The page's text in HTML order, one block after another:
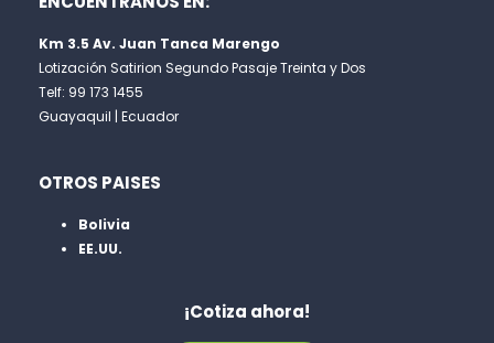
Km 3.5 Av. Juan Tanca Marengo
Lotización Satirion Segundo Pasaje Treinta y Dos
Telf: 99 173 1455
Guayaquil | Ecuador
OTROS PAISES
Bolivia
EE.UU.
¡Cotiza ahora!